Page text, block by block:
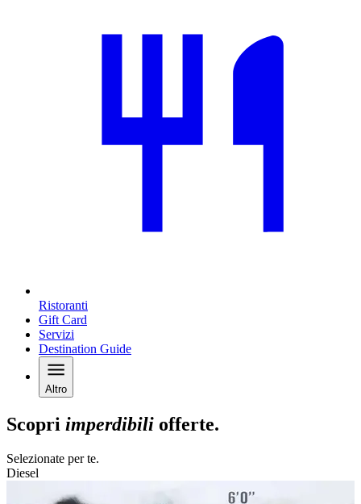
Ristoranti
Gift Card
Servizi
Destination Guide
Altro
Scopri imperdibili offerte.
Selezionate per te.
Diesel